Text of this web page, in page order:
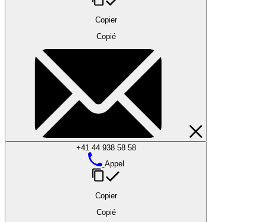
Copier
Copié
+41 44 938 58 58
Appel
Copier
Copié